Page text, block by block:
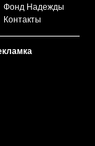
Фонд Надежды
Контакты